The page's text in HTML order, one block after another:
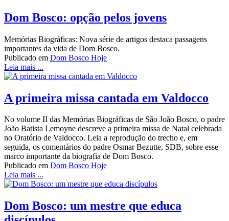
Dom Bosco: opção pelos jovens
Memórias Biográficas: Nova série de artigos destaca passagens
importantes da vida de Dom Bosco.
Publicado em Dom Bosco Hoje
Leia mais ...
A primeira missa cantada em Valdocco
No volume II das Memórias Biográficas de São João Bosco, o padre
João Batista Lemoyne descreve a primeira missa de Natal celebrada
no Oratório de Valdocco. Leia a reprodução do trecho e, em
seguida, os comentários do padre Osmar Bezutte, SDB, sobre esse
marco importante da biografia de Dom Bosco.
Publicado em Dom Bosco Hoje
Leia mais ...
Dom Bosco: um mestre que educa